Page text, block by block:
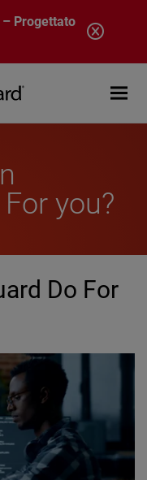
– Progettato
Open
you?
Do For